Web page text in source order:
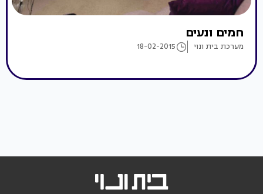
חמים ונעים
מערכת בית ונוי 18-02-2015